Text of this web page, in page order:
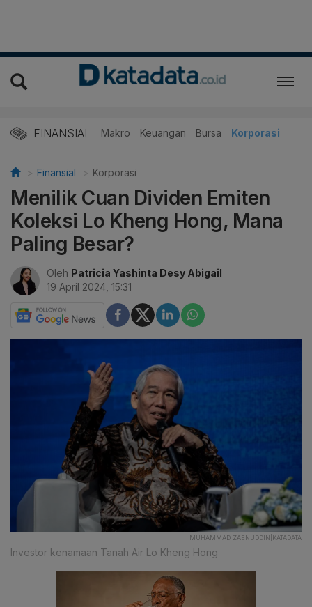
FINANSIAL Makro Keuangan Bursa Korporasi
Finansial Korporasi
Menilik Cuan Dividen Emiten
Koleksi Lo Kheng Hong, Mana
Paling Besar?
Oleh Patricia Yashinta Desy Abigail
19 April 2024, 15:31
MUHAMMAD ZAENUDDIN|KATADATA
Investor kenamaan Tanah Air Lo Kheng Hong